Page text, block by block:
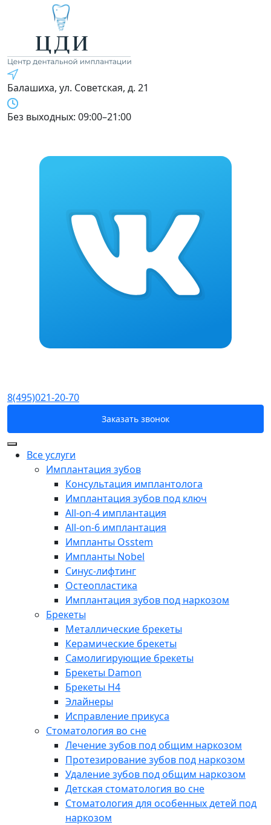
Балашиха, ул. Советская, д. 21
Без выходных: 09:00–21:00
8(495)021-20-70
Заказать звонок
Все услуги
Имплантация зубов
Консультация имплантолога
Имплантация зубов под ключ
All-on-4 имплантация
All-on-6 имплантация
Импланты Osstem
Импланты Nobel
Синус-лифтинг
Остеопластика
Имплантация зубов под наркозом
Брекеты
Металлические брекеты
Керамические брекеты
Самолигирующие брекеты
Брекеты Damon
Брекеты H4
Элайнеры
Исправление прикуса
Стоматология во сне
Лечение зубов под общим наркозом
Протезирование зубов под наркозом
Удаление зубов под общим наркозом
Детская стоматология во сне
Стоматология для особенных детей под
наркозом